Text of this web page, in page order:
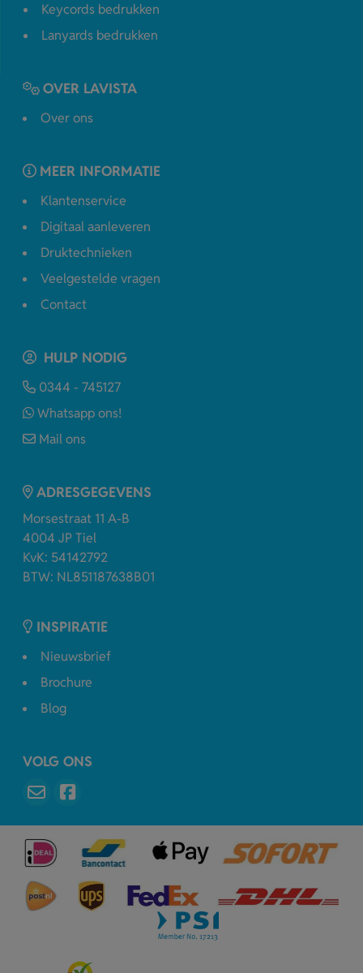
Keycords bedrukken
Lanyards bedrukken
OVER LAVISTA
Over ons
MEER INFORMATIE
Klantenservice
Digitaal aanleveren
Druktechnieken
Veelgestelde vragen
Contact
HULP NODIG
0344 - 745127
Whatsapp ons!
Mail ons
ADRESGEGEVENS
Morsestraat 11 A-B
4004 JP Tiel
KvK: 54142792
BTW: NL851187638B01
INSPIRATIE
Nieuwsbrief
Brochure
Blog
VOLG ONS